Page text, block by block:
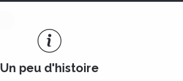
Un peu d'histoire